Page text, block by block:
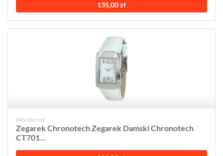
135,00 zł
Morele.net
Zegarek Chronotech Zegarek Damski Chronotech
CT701...